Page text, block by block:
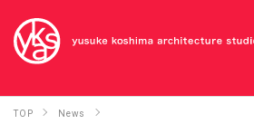
TOP
News